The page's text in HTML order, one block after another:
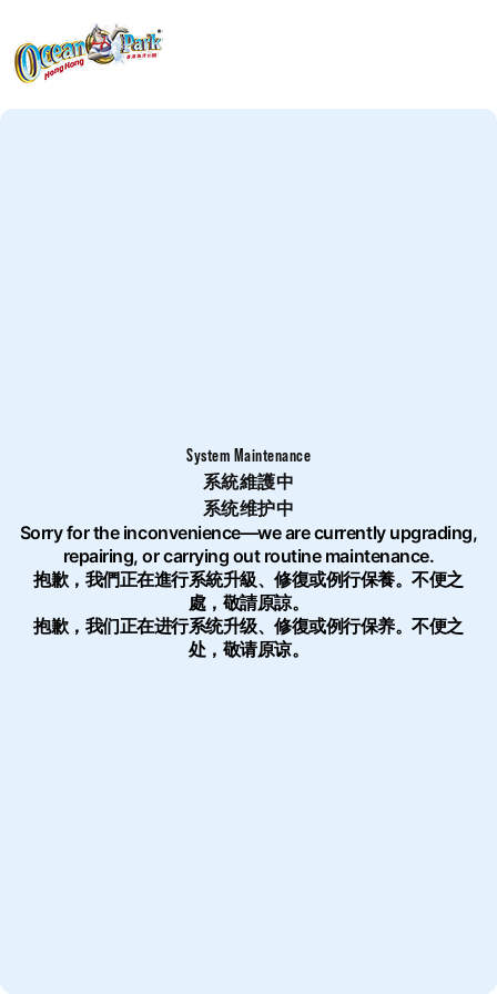
System Maintenance
系統維護中
系统维护中
Sorry for the inconvenience—we are currently upgrading,
repairing, or carrying out routine maintenance.
抱歉，我們正在進行系統升級、修復或例行保養。不便之
處，敬請原諒。
抱歉，我们正在进行系统升级、修復或例行保养。不便之
处，敬请原谅。